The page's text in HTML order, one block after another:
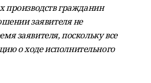
производств гражданин
заявителя не
заявителя, поскольку все
о ходе исполнительного